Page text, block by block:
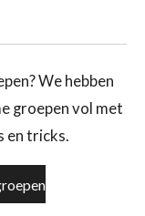
We hebben
groepen vol met
en tricks.